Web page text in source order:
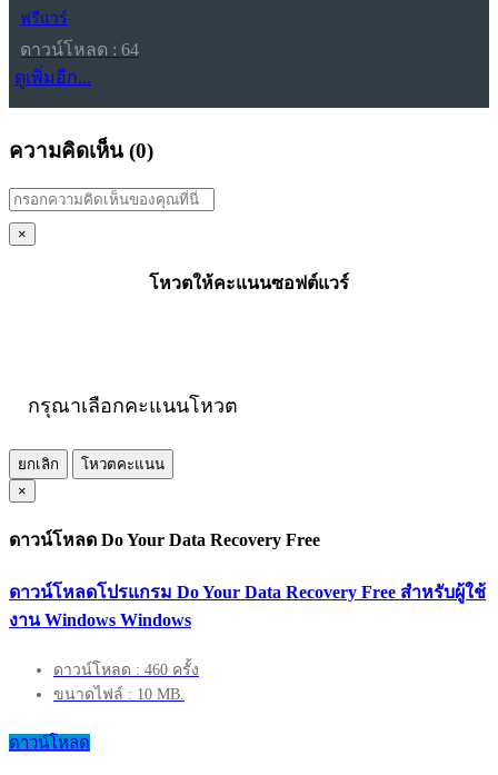
ฟรีแวร์
ดาวน์โหลด : 64
ดูเพิ่มอีก...
ความคิดเห็น (0)
×
โหวตให้คะแนนซอฟต์แวร์
กรุณาเลือกคะแนนโหวต
ยกเลิก
โหวตคะแนน
×
ดาวน์โหลด Do Your Data Recovery Free
ดาวน์โหลดโปรแกรม Do Your Data Recovery Free สำหรับผู้ใช้
งาน Windows Windows
ดาวน์โหลด : 460 ครั้ง
ขนาดไฟล์ : 10 MB.
ดาวน์โหลด